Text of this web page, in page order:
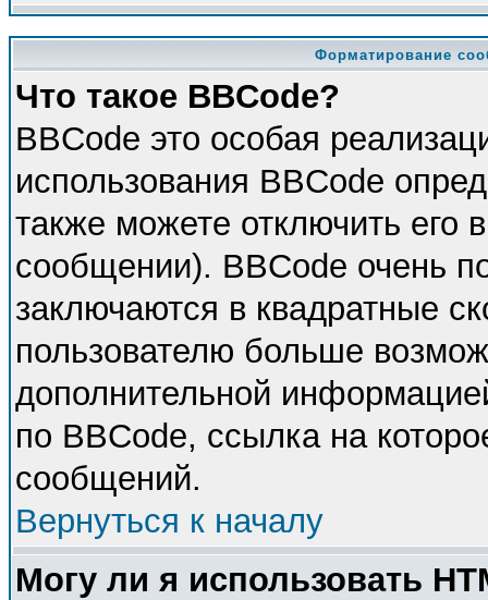
Форматирование
Что такое BBCode?
BBCode это особая
использования BBCode
также можете отключить
сообщении). BBCode очень
заключаются в квадратные
пользователю больше
дополнительной
по BBCode, ссылка на
сообщений.
Вернуться к началу
Могу ли я использовать